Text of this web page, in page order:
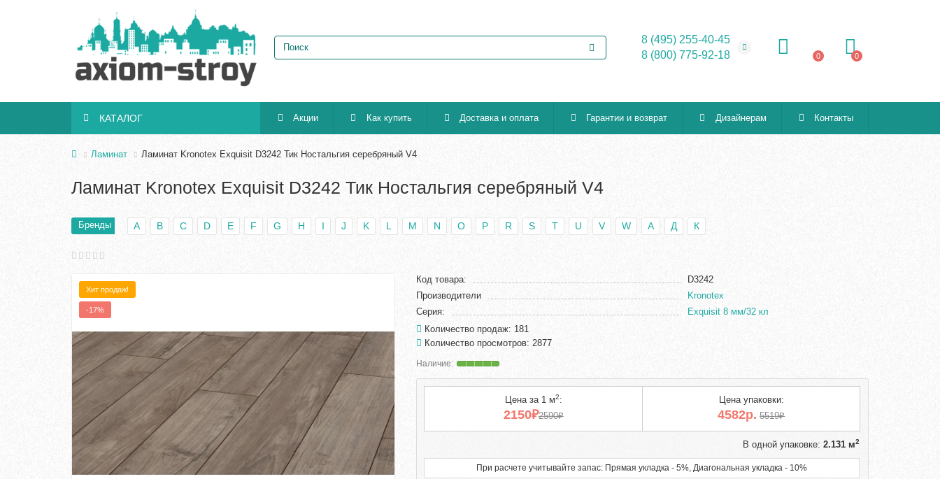
8 (495) 255-40-45
8 (800) 775-92-18
0 0
КАТАЛОГ Акции Как купить Доставка и оплата Гарантии и возврат Дизайнерам Контакты
Ламинат Ламинат Kronotex Exquisit D3242 Тик Ностальгия серебряный V4
Ламинат Kronotex Exquisit D3242 Тик Ностальгия серебряный V4
Бренды A B C D E F G H I J K L M N O P R S T U V W А Д К
Хит продаж!
-17%
Код товара:
D3242
Производители
Kronotex
Серия:
Exquisit 8 мм/32 кл
Количество продаж: 181
Количество просмотров: 2877
Цена за 1 м2:
2150₽2590₽
Цена упаковки:
4582р. 5519₽
В одной упаковке:2.131 м2
При расчете учитывайте запас: Прямая укладка - 5%, Диагональная укладка - 10%